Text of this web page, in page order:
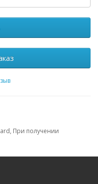
При получении